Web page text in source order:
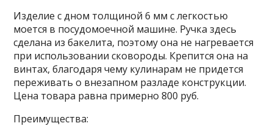
Изделие с дном толщиной 6 мм с легкостью
моется в посудомоечной машине. Ручка здесь
сделана из бакелита, поэтому она не нагревается
при использовании сковороды. Крепится она на
винтах, благодаря чему кулинарам не придется
переживать о внезапном разладе конструкции.
Цена товара равна примерно 800 руб.
Преимущества: